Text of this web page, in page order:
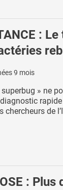
:
9 mois
» ne
chercheurs de
: Plus